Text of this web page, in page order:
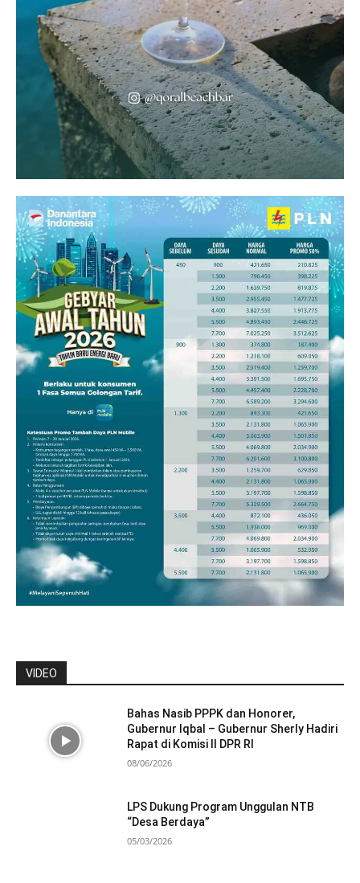
VIDEO
Bahas Nasib PPPK dan Honorer,
Gubernur Iqbal – Gubernur Sherly Hadiri
Rapat di Komisi II DPR RI
08/06/2026
LPS Dukung Program Unggulan NTB
“Desa Berdaya”
05/03/2026